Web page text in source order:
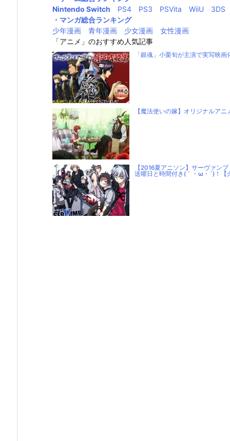
Nintendo Switch
PS4 PS3 PSVita WiiU 3DS
・マンガ総合ランキング
少年漫画
青年漫画 少女漫画
女性漫画
「アニメ」のおすすめ人気記事
「銀魂」小栗旬が主演で実写映
【魔法使いの嫁】オリジナルア
【2016夏アニソン】サーヴァン
送曜日と時間付き(｀・ω・´)！【